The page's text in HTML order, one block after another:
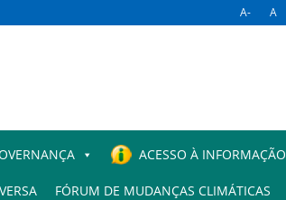
A- A
ACESSO À INFORMAÇÃO
FÓRUM DE MUDANÇAS CLIMÁTICAS